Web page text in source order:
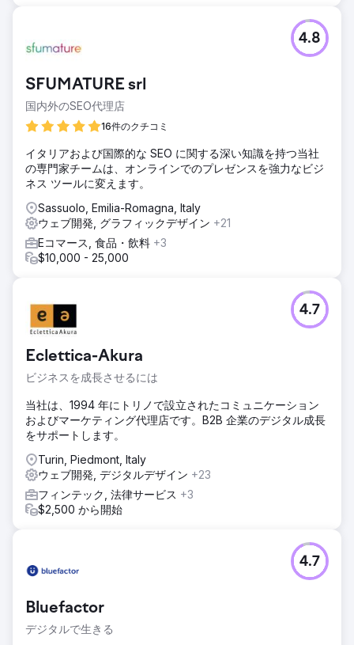
SFUMATURE srl
国内外のSEO代理店
16件のクチコミ
4.8
イタリアおよび国際的な SEO に関する深い知識を持つ当社
の専門家チームは、オンラインでのプレゼンスを強力なビジ
ネス ツールに変えます。
Sassuolo, Emilia-Romagna, Italy
ウェブ開発, グラフィックデザイン +21
Eコマース, 食品・飲料 +3
$10,000 - 25,000
Eclettica-Akura
ビジネスを成長させるには
4.7
当社は、1994 年にトリノで設立されたコミュニケーション
およびマーケティング代理店です。B2B 企業のデジタル成長
をサポートします。
Turin, Piedmont, Italy
ウェブ開発, デジタルデザイン +23
フィンテック, 法律サービス +3
$2,500 から開始
Bluefactor
デジタルで生きる
4.7